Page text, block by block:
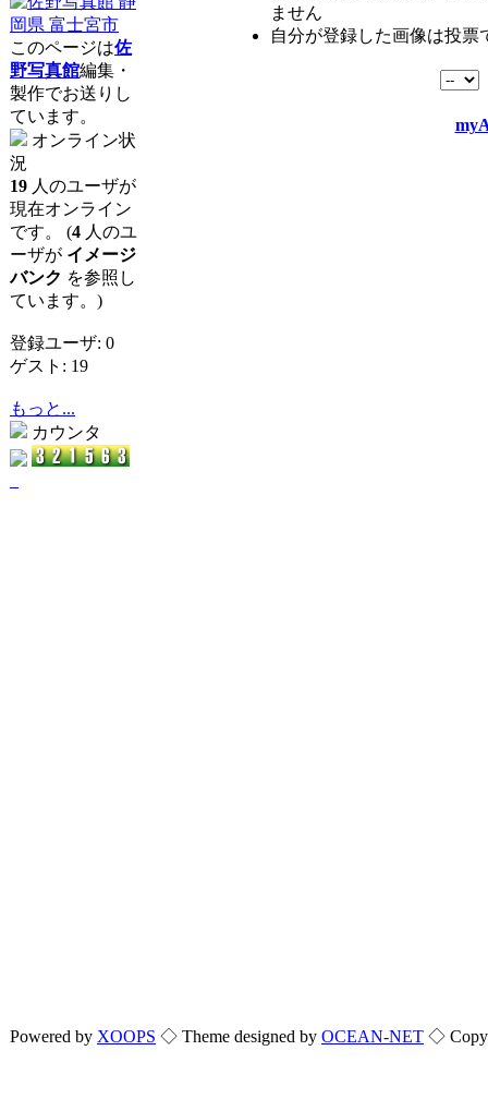
このページは佐
野写真館編集・
製作でお送りし
ています。
オンライン状
況
19 人のユーザが
現在オンライン
です。 (4 人のユ
ーザが イメージ
バンク を参照し
ています。)
登録ユーザ: 0
ゲスト: 19
もっと...
カウンタ
ません
自分が登録した画像は投票
Powered by XOOPS ◇ Theme designed by OCEAN-NET ◇